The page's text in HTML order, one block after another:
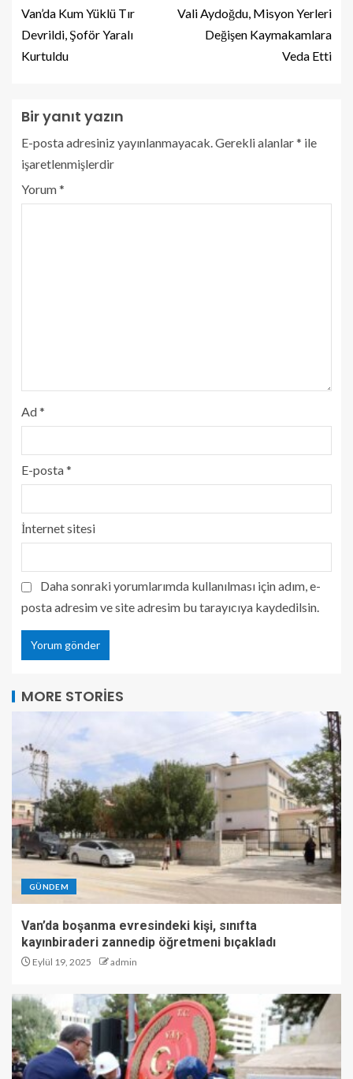
Van’da Kum Yüklü Tır
Devrildi, Şoför Yaralı
Kurtuldu
Vali Aydoğdu, Misyon Yerleri
Değişen Kaymakamlara
Veda Etti
Bir yanıt yazın
E-posta adresiniz yayınlanmayacak.Gerekli alanlar* ile
işaretlenmişlerdir
Yorum*
Ad*
E-posta*
İnternet sitesi
Daha sonraki yorumlarımda kullanılması için adım, e-
posta adresim ve site adresim bu tarayıcıya kaydedilsin.
MORE STORIES
GÜNDEM
Van’da boşanma evresindeki kişi, sınıfta
kayınbiraderi zannedip öğretmeni bıçakladı
Eylül 19, 2025 admin